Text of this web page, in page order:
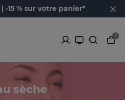
-15 % sur votre panier*
0
sèche